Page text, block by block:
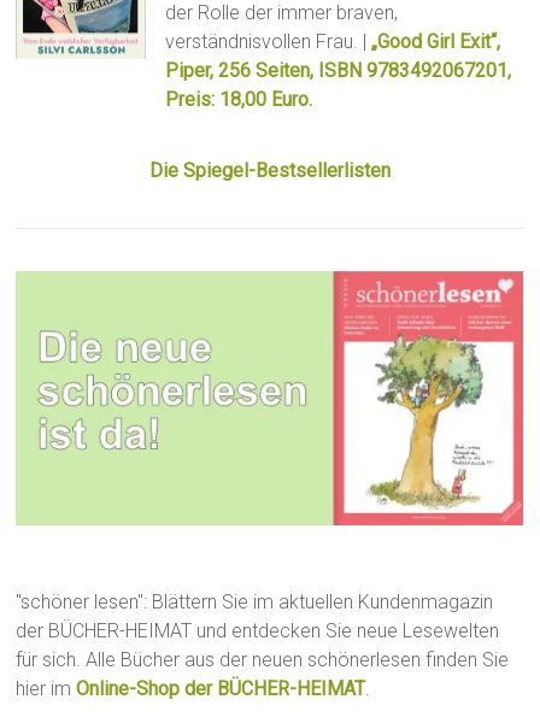
der Rolle der immer braven,
verständnisvollen Frau. |„Good Girl Exit“,
Piper, 256 Seiten, ISBN 9783492067201,
Preis: 18,00 Euro.
Die Spiegel-Bestsellerlisten
"schöner lesen": Blättern Sie im aktuellen Kundenmagazin
der BÜCHER-HEIMAT und entdecken Sie neue Lesewelten
für sich. Alle Bücher aus der neuen schönerlesen finden Sie
hier imOnline-Shop der BÜCHER-HEIMAT.